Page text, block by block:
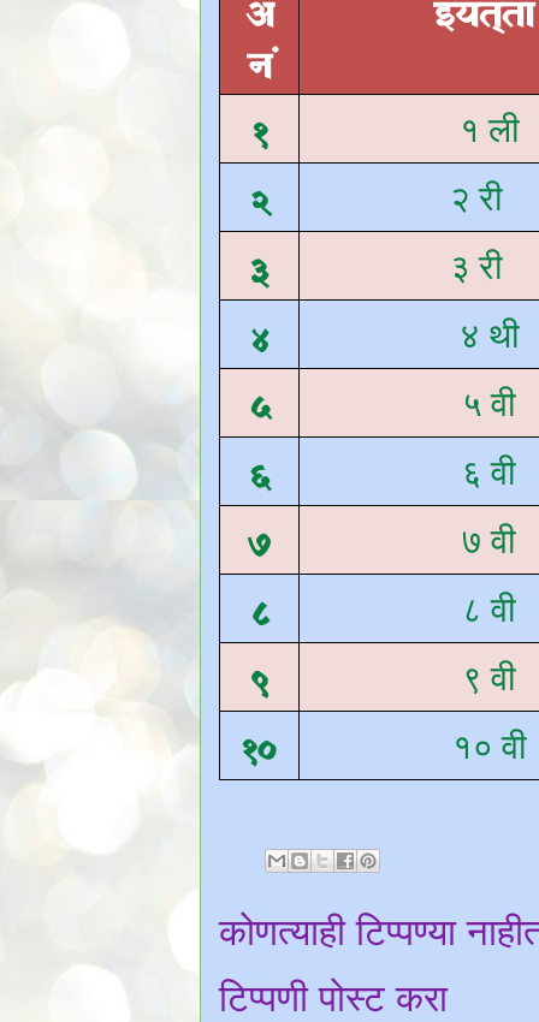
अ
नं
१ १ ली
२ २ री
३ ३ री
४ ४ थी
५ ५ वी
६ ६ वी
७ ७ वी
८ ८ वी
९ ९ वी
१० १० वी
कोणत्याही टिप्पण्‍या
टिप्पणी पोस्ट करा